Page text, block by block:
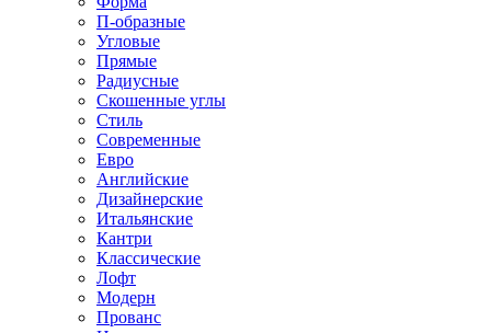
П-образные
Угловые
Прямые
Радиусные
Скошенные углы
Стиль
Современные
Евро
Английские
Дизайнерские
Итальянские
Кантри
Классические
Лофт
Модерн
Прованс